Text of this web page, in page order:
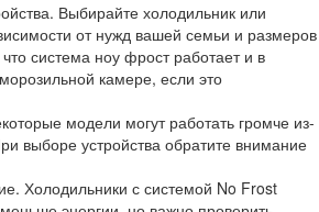
Выбирайте холодильник или
от нужд вашей семьи и размеров
система ноу фрост работает и в
камере, если это
модели могут работать громче из-
выборе устройства обратите внимание
Холодильники с системой No Frost